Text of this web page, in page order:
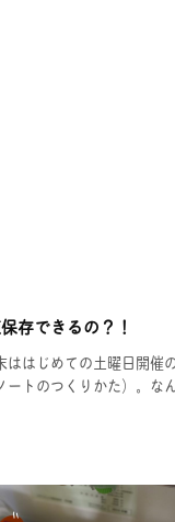
存できるの？！
ははじめての土曜日開催
ートのつくりかた）。な